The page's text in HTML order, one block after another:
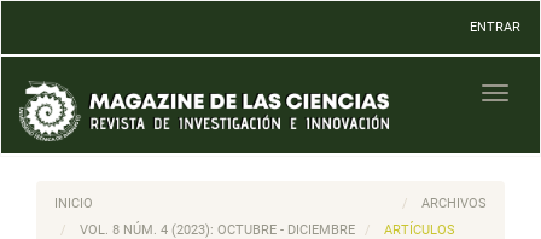
Contenido
principal
Barra
lateral
ENTRAR
INICIO
ARCHIVOS
VOL. 8 NÚM. 4 (2023): OCTUBRE - DICIEMBRE
ARTÍCULOS